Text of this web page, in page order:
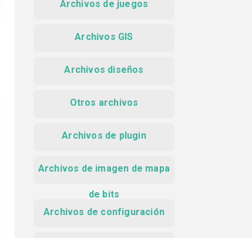
Archivos de juegos
Archivos GIS
Archivos diseños
Otros archivos
Archivos de plugin
Archivos de imagen de mapa
de bits
Archivos de configuración